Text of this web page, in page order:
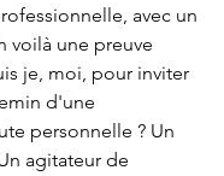
avec un
voilà une preuve
je, moi, pour inviter
d'une
personnelle ? Un
agitateur de